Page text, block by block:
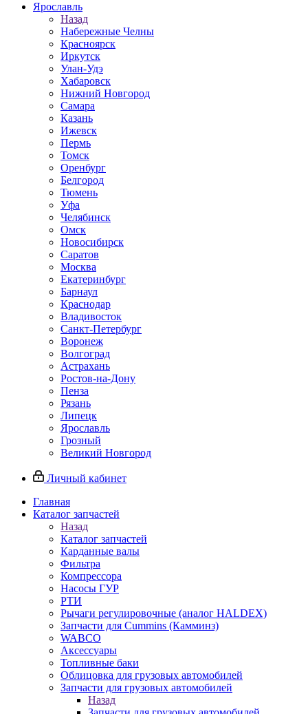
Ярославль
Назад
Набережные Челны
Красноярск
Иркутск
Улан-Удэ
Хабаровск
Нижний Новгород
Самара
Казань
Ижевск
Пермь
Томск
Оренбург
Белгород
Тюмень
Уфа
Челябинск
Омск
Новосибирск
Саратов
Москва
Екатеринбург
Барнаул
Краснодар
Владивосток
Санкт-Петербург
Воронеж
Волгоград
Астрахань
Ростов-на-Дону
Пенза
Рязань
Липецк
Ярославль
Грозный
Великий Новгород
Личный кабинет
Главная
Каталог запчастей
Назад
Каталог запчастей
Карданные валы
Фильтра
Компрессора
Насосы ГУР
РТИ
Рычаги регулировочные (аналог HALDEX)
Запчасти для Cummins (Камминз)
WABCO
Аксессуары
Топливные баки
Облицовка для грузовых автомобилей
Запчасти для грузовых автомобилей
Назад